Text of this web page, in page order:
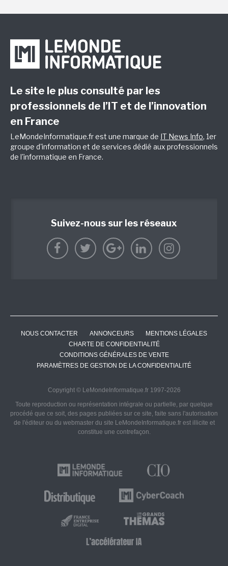
Le site le plus consulté par les
professionnels de l’IT et de l’innovation
en France
LeMondeInformatique.fr est une marque de IT News Info, 1er
groupe d'information et de services dédié aux professionnels
de l'informatique en France.
Suivez-nous sur les réseaux
NOUS CONTACTER ANNONCEURS
MENTIONS LÉGALES
CHARTE DE CONFIDENTIALITÉ
CONDITIONS GÉNÉRALES DE VENTE
PARAMÈTRES DE GESTION DE LA CONFIDENTIALITÉ
Copyright © LeMondeInformatique.fr 1997-2026
Toute reproduction ou représentation intégrale ou partielle, par quelque
procédé que ce soit, des pages publiées sur ce site, faite sans l'autorisation
de l'éditeur ou du webmaster du site LeMondeInformatique.fr est illicite et
constitue une contrefaçon.